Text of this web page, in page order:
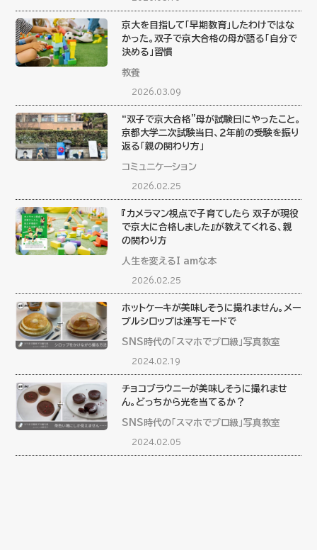
京大を目指して「早期教育」したわけではな
かった。双子で京大合格の母が語る「自分で
決める」習慣
教養
2026.03.09
“双子で京大合格”母が試験日にやったこと。
京都大学二次試験当日、２年前の受験を振り
返る「親の関わり方」
コミュニケーション
2026.02.25
『カメラマン視点で子育てしたら 双子が現役
で京大に合格しました』が教えてくれる、親
の関わり方
人生を変えるI amな本
2026.02.25
ホットケーキが美味しそうに撮れません。メー
プルシロップは連写モードで
SNS時代の「スマホでプロ級」写真教室
2024.02.19
チョコブラウニーが美味しそうに撮れませ
ん。どっちから光を当てるか？
SNS時代の「スマホでプロ級」写真教室
2024.02.05